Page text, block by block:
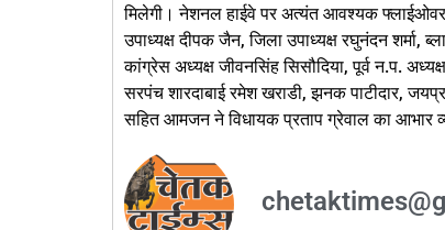
मिलेगी। नेशनल हाईवे पर अत्यंत आवश्यक फ्लाईओवर
उपाध्यक्ष दीपक जैन, जिला उपाध्यक्ष रघुनंदन शर्मा,
कांग्रेस अध्यक्ष जीवनसिंह सिसौदिया, पूर्व न.प.
सरपंच शारदाबाई रमेश खराडी, झनक पाटीदार,
सहित आमजन ने विधायक प्रताप ग्रेवाल का आभार